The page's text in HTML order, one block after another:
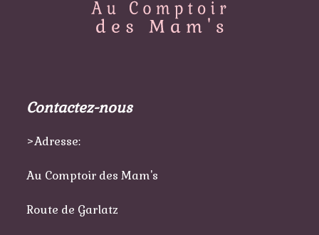
Contactez-nous
>Adresse:
Au Comptoir des Mam's
Route de Garlatz